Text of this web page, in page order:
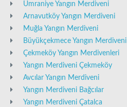
Ümraniye Yangın Merdiveni
Arnavutköy Yangın Merdiveni
Muğla Yangın Merdiveni
Büyükçekmece Yangın Merdiveni
Çekmeköy Yangın Merdivenleri
Yangın Merdiveni Çekmeköy
Avcılar Yangın Merdiveni
Yangın Merdiveni Bağcılar
Yangın Merdiveni Çatalca